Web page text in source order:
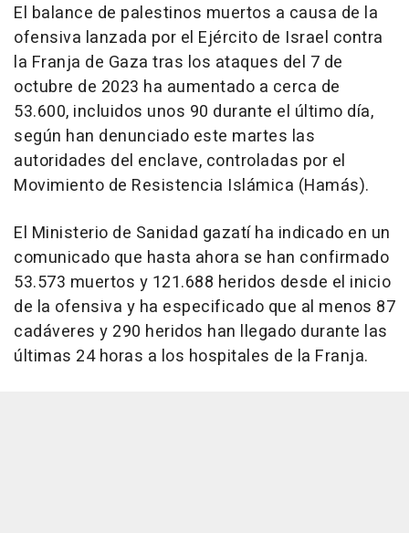
El balance de palestinos muertos a causa de la
ofensiva lanzada por el Ejército de Israel contra
la Franja de Gaza tras los ataques del 7 de
octubre de 2023 ha aumentado a cerca de
53.600, incluidos unos 90 durante el último día,
según han denunciado este martes las
autoridades del enclave, controladas por el
Movimiento de Resistencia Islámica (Hamás).
El Ministerio de Sanidad gazatí ha indicado en un
comunicado que hasta ahora se han confirmado
53.573 muertos y 121.688 heridos desde el inicio
de la ofensiva y ha especificado que al menos 87
cadáveres y 290 heridos han llegado durante las
últimas 24 horas a los hospitales de la Franja.